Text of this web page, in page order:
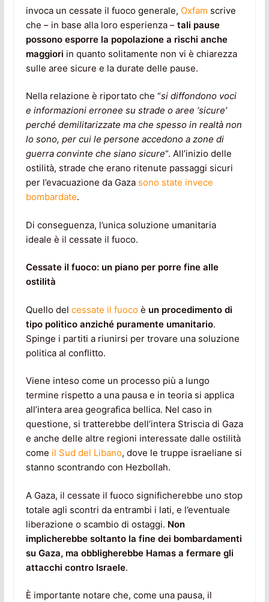
invoca un cessate il fuoco generale, Oxfam scrive
che – in base alla loro esperienza – tali pause
possono esporre la popolazione a rischi anche
maggiori in quanto solitamente non vi è chiarezza
sulle aree sicure e la durate delle pause.
Nella relazione è riportato che “si diffondono voci
e informazioni erronee su strade o aree ‘sicure’
perché demilitarizzate ma che spesso in realtà non
lo sono, per cui le persone accedono a zone di
guerra convinte che siano sicure“. All’inizio delle
ostilità, strade che erano ritenute passaggi sicuri
per l’evacuazione da Gaza sono state invece
bombardate.
Di conseguenza, l’unica soluzione umanitaria
ideale è il cessate il fuoco.
Cessate il fuoco: un piano per porre fine alle
ostilità
Quello del cessate il fuocoè un procedimento di
tipo politico anziché puramente umanitario.
Spinge i partiti a riunirsi per trovare una soluzione
politica al conflitto.
Viene inteso come un processo più a lungo
termine rispetto a una pausa e in teoria si applica
all’intera area geografica bellica. Nel caso in
questione, si tratterebbe dell’intera Striscia di Gaza
e anche delle altre regioni interessate dalle ostilità
come il Sud del Libano, dove le truppe israeliane si
stanno scontrando con Hezbollah.
A Gaza, il cessate il fuoco significherebbe uno stop
totale agli scontri da entrambi i lati, e l’eventuale
liberazione o scambio di ostaggi. Non
implicherebbe soltanto la fine dei bombardamenti
su Gaza, ma obbligherebbe Hamas a fermare gli
attacchi contro Israele.
È importante notare che, come una pausa, il